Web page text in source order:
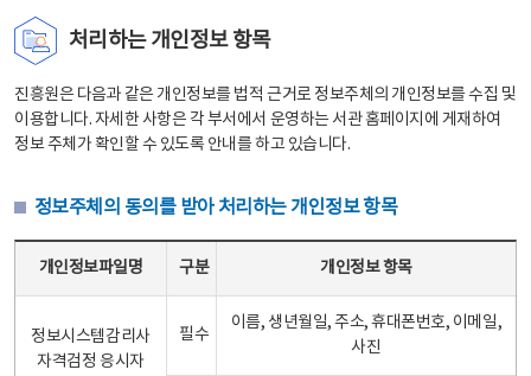
처리하는 개인정보 항목
진흥원은 다음과 같은 개인정보를 법적 근거로 정보주체의 개인정보를 수집 및
이용합니다. 자세한 사항은 각 부서에서 운영하는 서관 홈페이지에 게재하여
정보 주체가 확인할 수 있도록 안내를 하고 있습니다.
정보주체의 동의를 받아 처리하는 개인정보 항목
개인정보파일명 구분 개인정보 항목
정보시스템감리사
자격검정 응시자
필수
이름, 생년월일, 주소, 휴대폰번호, 이메일,
사진